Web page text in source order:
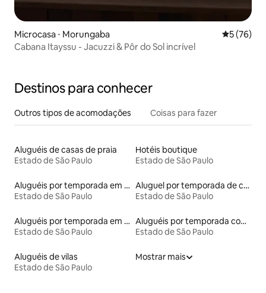
Microcasa ⋅ Morungaba 5 de uma
5 (76)
Cabana Itayssu - Jacuzzi & Pôr do Sol incrível
Destinos para conhecer
Outros tipos de acomodações Coisas para fazer
Aluguéis de casas de praia
Estado de São Paulo
Hotéis boutique
Estado de São Paulo
Aluguéis por temporada em hotéis-fazenda
Estado de São Paulo
Aluguel por temporada de casas de hóspedes
Estado de São Paulo
Aluguéis por temporada em resorts
Estado de São Paulo
Aluguéis por temporada com café da manhã
Estado de São Paulo
Aluguéis de vilas
Estado de São Paulo
Mostrar mais